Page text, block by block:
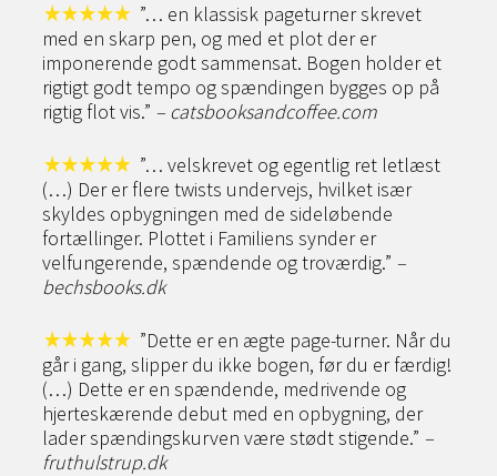
”… en klassisk pageturner skrevet
med en skarp pen, og med et plot der er
imponerende godt sammensat. Bogen holder et
rigtigt godt tempo og spændingen bygges op på
rigtig flot vis.” – catsbooksandcoffee.com
”… velskrevet og egentlig ret letlæst
(…) Der er flere twists undervejs, hvilket især
skyldes opbygningen med de sideløbende
fortællinger. Plottet i Familiens synder er
velfungerende, spændende og troværdig.” –
bechsbooks.dk
”Dette er en ægte page-turner. Når du
går i gang, slipper du ikke bogen, før du er færdig!
(…) Dette er en spændende, medrivende og
hjerteskærende debut med en opbygning, der
lader spændingskurven være stødt stigende.” –
fruthulstrup.dk